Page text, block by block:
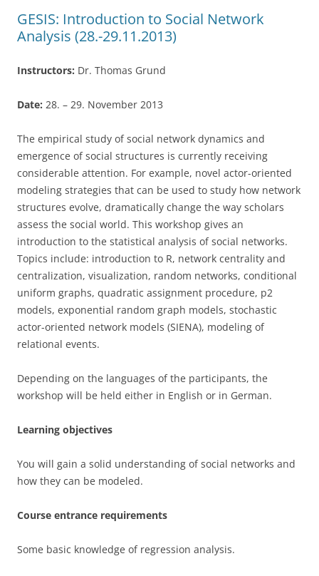
k
GESIS: Introduction to Social Network
Analysis (28.-29.11.2013)
Instructors: Dr. Thomas Grund
Date: 28. – 29. November 2013
The empirical study of social network dynamics and
emergence of social structures is currently receiving
considerable attention. For example, novel actor-oriented
modeling strategies that can be used to study how network
structures evolve, dramatically change the way scholars
assess the social world. This workshop gives an
introduction to the statistical analysis of social networks.
Topics include: introduction to R, network centrality and
centralization, visualization, random networks, conditional
uniform graphs, quadratic assignment procedure, p2
models, exponential random graph models, stochastic
actor-oriented network models (SIENA), modeling of
relational events.
Depending on the languages of the participants, the
workshop will be held either in English or in German.
Learning objectives
You will gain a solid understanding of social networks and
how they can be modeled.
Course entrance requirements
Some basic knowledge of regression analysis.